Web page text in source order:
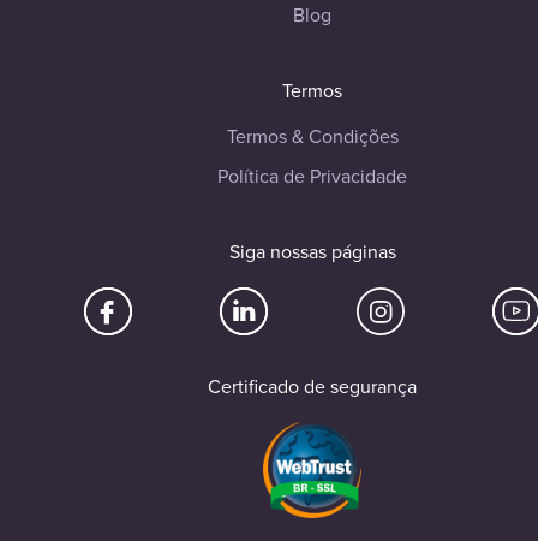
Blog
Termos
Termos & Condições
Política de Privacidade
Siga nossas páginas
Certificado de segurança